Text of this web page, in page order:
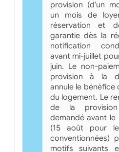
provision (d'un
un mois de
réservation et
garantie dès la
notification
avant mi-juillet
juin. Le non-
provision à la
annule le bénéfice
du logement. Le
de la
demandé avant le
(15 août pour
conventionnées)
motifs suivants